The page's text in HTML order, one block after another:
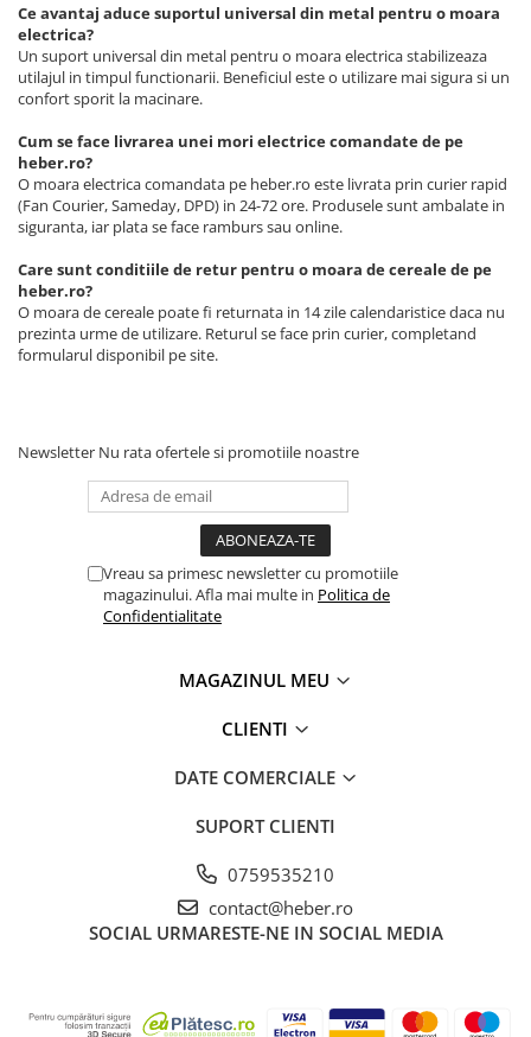
Ce avantaj aduce suportul universal din metal pentru o moara
electrica?
Un suport universal din metal pentru o moara electrica stabilizeaza
utilajul in timpul functionarii. Beneficiul este o utilizare mai sigura si un
confort sporit la macinare.
Cum se face livrarea unei mori electrice comandate de pe
heber.ro?
O moara electrica comandata pe heber.ro este livrata prin curier rapid
(Fan Courier, Sameday, DPD) in 24-72 ore. Produsele sunt ambalate in
siguranta, iar plata se face ramburs sau online.
Care sunt conditiile de retur pentru o moara de cereale de pe
heber.ro?
O moara de cereale poate fi returnata in 14 zile calendaristice daca nu
prezinta urme de utilizare. Returul se face prin curier, completand
formularul disponibil pe site.
Newsletter Nu rata ofertele si promotiile noastre
Vreau sa primesc newsletter cu promotiile
magazinului. Afla mai multe in Politica de
Confidentialitate
MAGAZINUL MEU
CLIENTI
DATE COMERCIALE
SUPORT CLIENTI
0759535210
contact@heber.ro
SOCIAL URMARESTE-NE IN SOCIAL MEDIA